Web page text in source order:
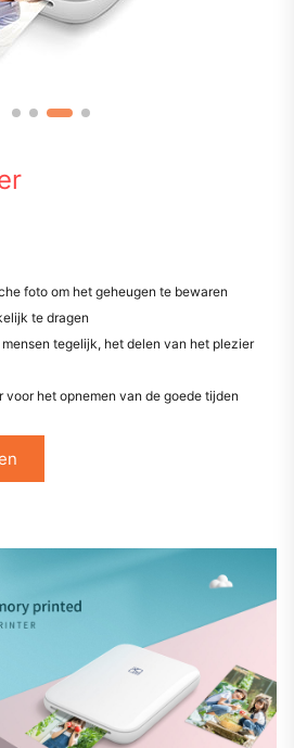
foto om het geheugen te bewaren
te dragen
tegelijk, het delen van het plezier
het opnemen van de goede tijden